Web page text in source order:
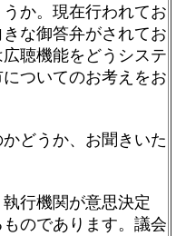
か。現在行われてお
な御答弁がされてお
聴機能をどうシステ
ついてのお考えをお
どうか、お聞きいた
行機関が意思決定
のであります。議会